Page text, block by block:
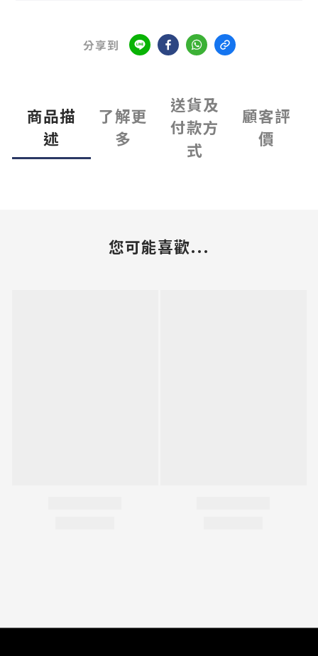
分享到
商品描
述
了解更
多
送貨及
付款方
式
顧客評
價
您可能喜歡...